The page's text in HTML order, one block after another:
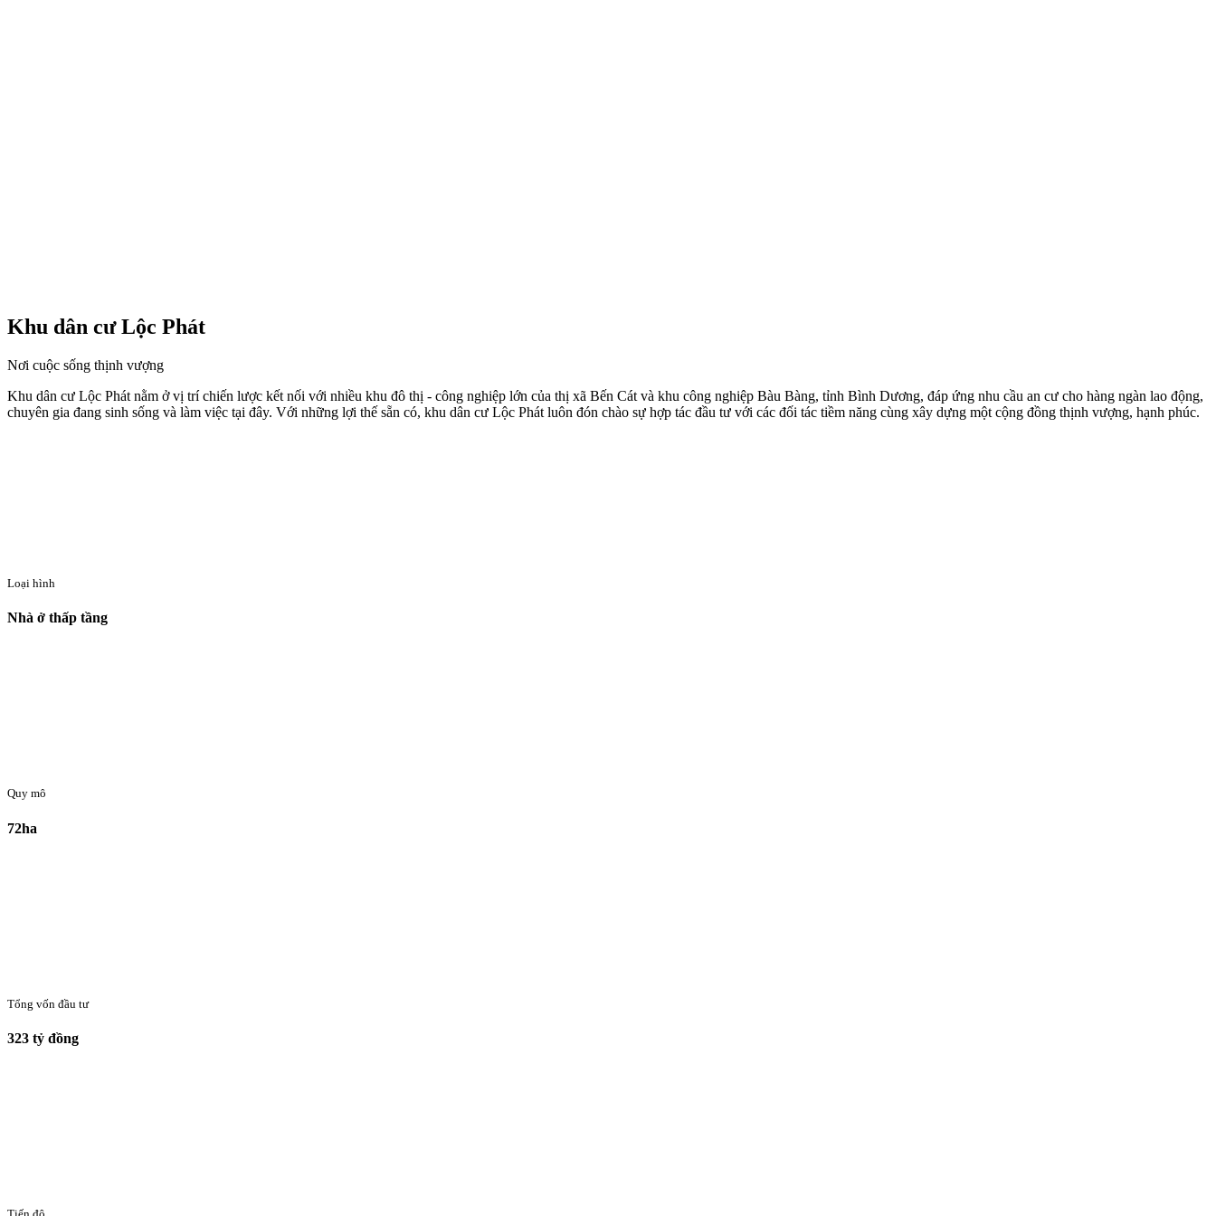
Khu dân cư Lộc Phát
Nơi cuộc sống thịnh vượng
Khu dân cư Lộc Phát nằm ở vị trí chiến lược kết nối với nhiều khu đô thị - công nghiệp lớn của thị xã Bến Cát và khu công nghiệp Bàu Bàng, tỉnh Bình Dương, đáp ứng nhu cầu an cư cho hàng ngàn lao động,
chuyên gia đang sinh sống và làm việc tại đây. Với những lợi thế sẵn có, khu dân cư Lộc Phát luôn đón chào sự hợp tác đầu tư với các đối tác tiềm năng cùng xây dựng một cộng đồng thịnh vượng, hạnh phúc.
Loại hình
Nhà ở thấp tầng
Quy mô
72ha
Tổng vốn đầu tư
323 tỷ đồng